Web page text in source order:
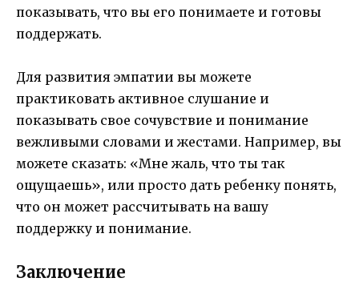
показывать, что вы его понимаете и готовы
поддержать.
Для развития эмпатии вы можете
практиковать активное слушание и
показывать свое сочувствие и понимание
вежливыми словами и жестами. Например, вы
можете сказать: «Мне жаль, что ты так
ощущаешь», или просто дать ребенку понять,
что он может рассчитывать на вашу
поддержку и понимание.
Заключение